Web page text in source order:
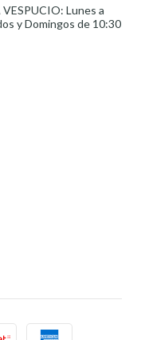
Lunes a
y Domingos de 10:30